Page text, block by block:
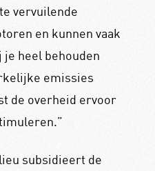
vervuilende
en kunnen vaak
je heel behouden
emissies
de overheid ervoor
subsidieert de